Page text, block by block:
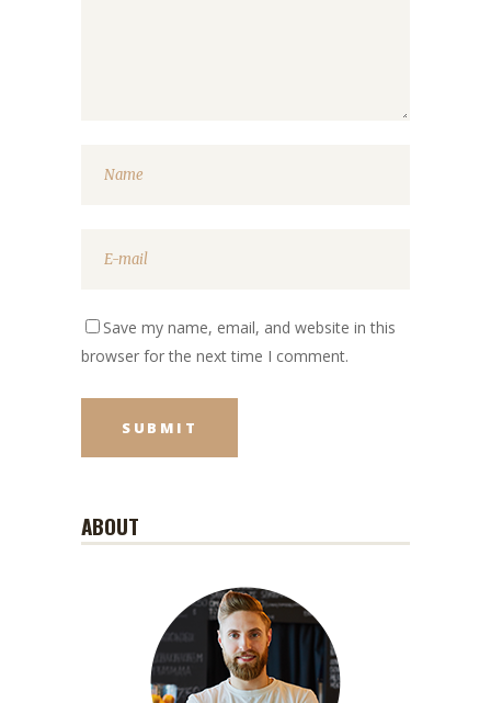
Save my name, email, and website in this
browser for the next time I comment.
ABOUT